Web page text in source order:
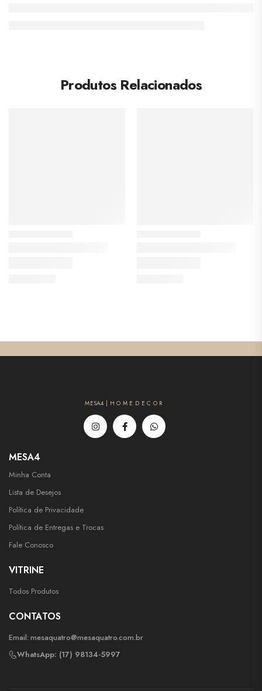
Produtos Relacionados
MESA4 | H O M E D E C O R
MESA4
Minha Conta
Lista de Desejos
Política de Privacidade
Política de Entregas e Trocas
Fale Conosco
VITRINE
Todos Produtos
CONTATOS
Email: mesaquatro@mesaquatro.com.br
WhatsApp: (17) 98134-5997